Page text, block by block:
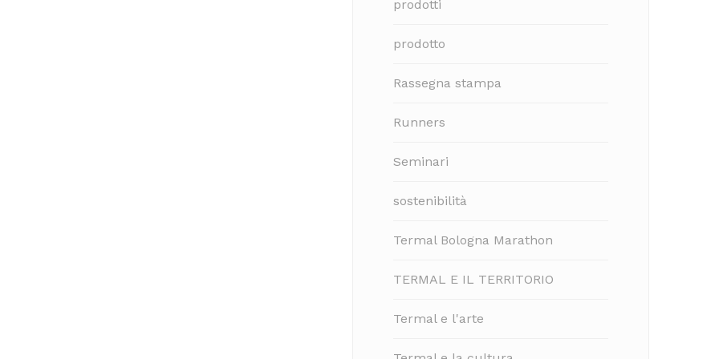
prodotti
prodotto
Rassegna stampa
Runners
Seminari
sostenibilità
Termal Bologna Marathon
TERMAL E IL TERRITORIO
Termal e l'arte